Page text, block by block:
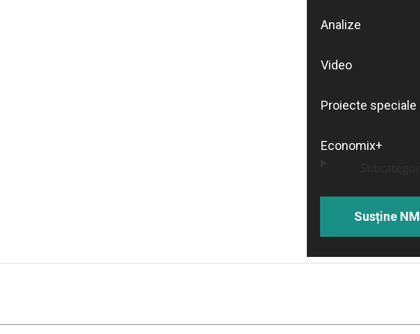
Analize
Video
Proiecte speciale
Economix+
Susține NM